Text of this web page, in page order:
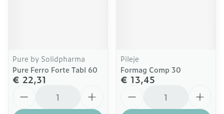
Pure by Solidpharma
Pure Ferro Forte Tabl 60
€ 22,31
Pileje
Formag Comp 30
€ 13,45